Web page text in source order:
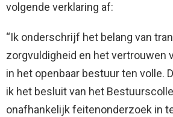
volgende verklaring af:
“Ik onderschrijf het belang van
zorgvuldigheid en het vertrouwen
in het openbaar bestuur ten volle.
ik het besluit van het
onafhankelijk feitenonderzoek in